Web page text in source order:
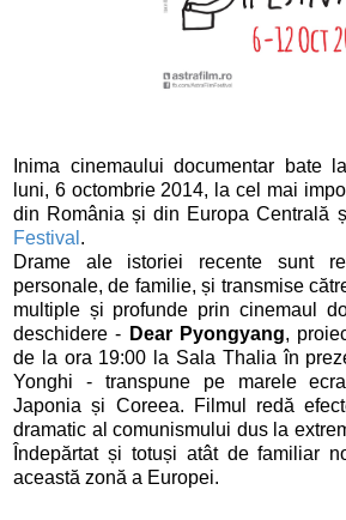
Inima cinemaului documentar bate
luni, 6 octombrie 2014, la cel mai
din România și din Europa Centrală
Festival .
Drame ale istoriei recente sunt
personale, de familie, și transmise
multiple și profunde prin cinemaul
deschidere - Dear Pyongyang,
de la ora 19:00 la Sala Thalia în
Yonghi - transpune pe marele
Japonia și Coreea. Filmul redă
dramatic al comunismului dus la
Îndepărtat și totuși atât de familiar
această zonă a Europei.